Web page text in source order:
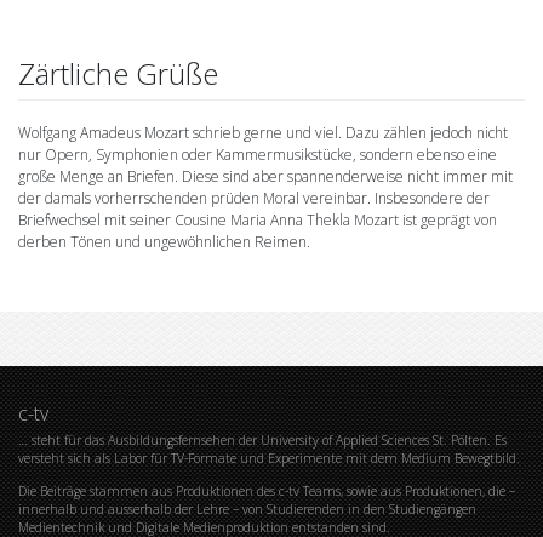
Zärtliche Grüße
Wolfgang Amadeus Mozart schrieb gerne und viel. Dazu zählen jedoch nicht
nur Opern, Symphonien oder Kammermusikstücke, sondern ebenso eine
große Menge an Briefen. Diese sind aber spannenderweise nicht immer mit
der damals vorherrschenden prüden Moral vereinbar. Insbesondere der
Briefwechsel mit seiner Cousine Maria Anna Thekla Mozart ist geprägt von
derben Tönen und ungewöhnlichen Reimen.
c-tv
… steht für das Ausbildungsfernsehen der University of Applied Sciences St. Pölten. Es
versteht sich als Labor für TV-Formate und Experimente mit dem Medium Bewegtbild.
Die Beiträge stammen aus Produktionen des c-tv Teams, sowie aus Produktionen, die –
innerhalb und ausserhalb der Lehre – von Studierenden in den Studiengängen
Medientechnik und Digitale Medienproduktion entstanden sind.